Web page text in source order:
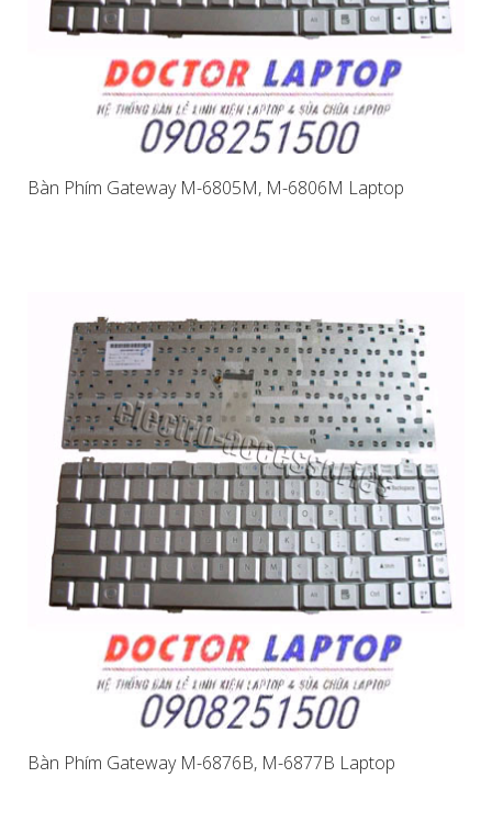
Bàn Phím Gateway M-6805M, M-6806M Laptop
Bàn Phím Gateway M-6876B, M-6877B Laptop